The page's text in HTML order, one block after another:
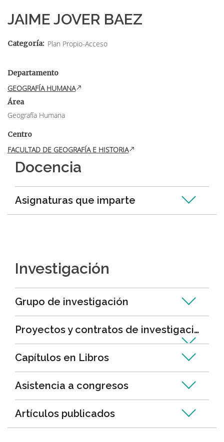
enlaces
de
ayuda
la
navegación
JAIME JOVER BAEZ
Categoría Plan Propio-Acceso
Departamento
GEOGRAFÍA HUMANA
Área
Geografía Humana
Centro
FACULTAD DE GEOGRAFÍA E HISTORIA
Docencia
Asignaturas que imparte
Investigación
Grupo de investigación
Proyectos y contratos de investigación
Capítulos en Libros
Asistencia a congresos
Artículos publicados